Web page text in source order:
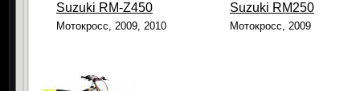
Suzuki RM-Z450
Мотокросс, 2009, 2010
Suzuki RM250
Мотокросс, 2009